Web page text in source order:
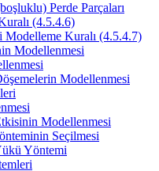
Perde Parçaları
(4.5.4.6)
Kuralı (4.5.4.7)
Modellenmesi
Modellenmesi
Modellenmesi
Seçilmesi
Yöntemi